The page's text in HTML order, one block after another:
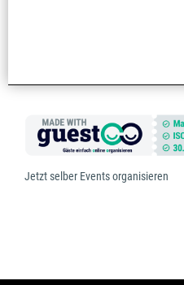
Jetzt selber Events organisieren